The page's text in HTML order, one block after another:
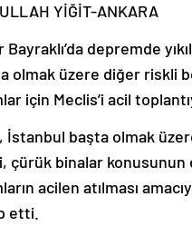
YİĞİT-ANKARA
Bayraklı’da depremde
olmak üzere diğer riskli
için Meclis’i acil
İstanbul başta olmak
çürük binalar konusunun
acilen atılması
etti.